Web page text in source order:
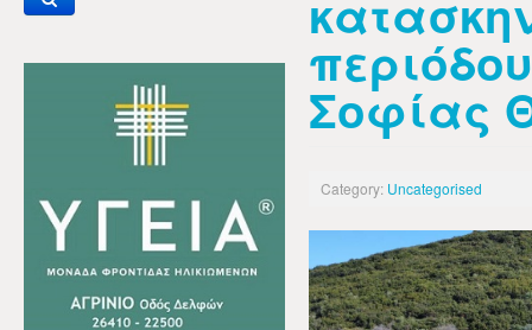
Σοφίας
Category: Uncategorised